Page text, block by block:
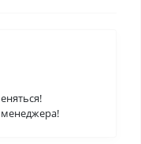
менеджера!